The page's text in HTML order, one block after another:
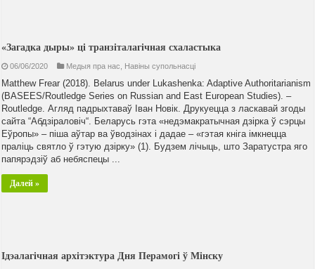
«Загадка дыры» ці транзіталагічная схаластыка
06/06/2020 Медыя пра нас Навiны супольнасцi
Matthew Frear (2018). Belarus under Lukashenka: Adaptive Authoritarianism
(BASEES/Routledge Series on Russian and East European Studies). –
Routledge. Агляд падрыхтаваў Іван Новік. Друкуецца з ласкавай згоды
сайта “Абдзіраловіч“. Беларусь гэта «недэмакратычная дзірка ў сэрцы
Еўропы» – піша аўтар ва ўводзінах і дадае – «гэтая кніга імкнецца
праліць святло ў гэтую дзірку» (1). Будзем лічыць, што Заратустра яго
папярэдзіў аб небяспецы ...
Далей »
Ідэалагічная архітэктура Дня Перамогі ў Мінску